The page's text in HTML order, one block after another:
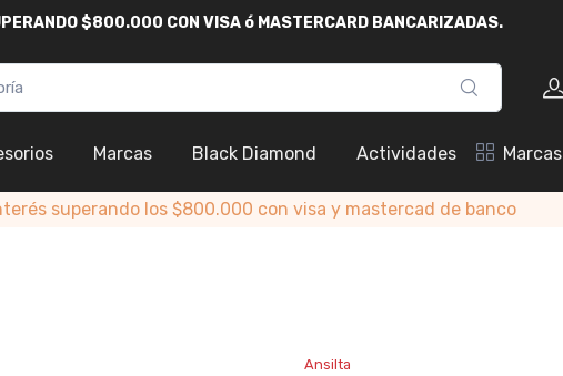
$800.000 CON VISAó MASTERCARD BANCARIZADAS.
Marcas Black Diamond Actividades Marcas
superando los $800.000 con visa y mastercad de banco
Ansilta